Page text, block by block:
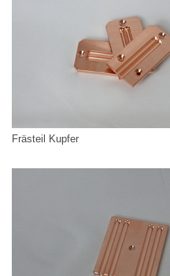
Frästeil Kupfer